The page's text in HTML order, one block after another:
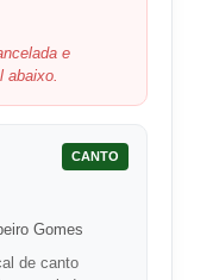
e
abaixo.
CANTO
Gomes
de canto